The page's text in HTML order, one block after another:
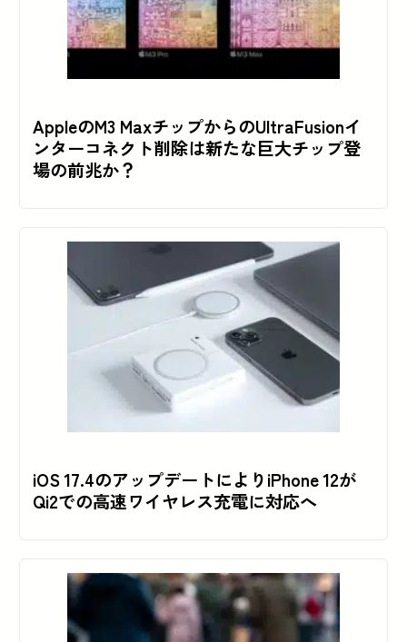
AppleのM3 MaxチップからのUltraFusionイ
ンターコネクト削除は新たな巨大チップ登
場の前兆か？
iOS 17.4のアップデートによりiPhone 12が
Qi2での高速ワイヤレス充電に対応へ